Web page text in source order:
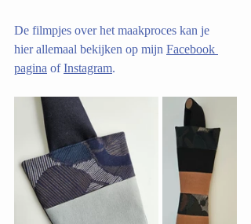
De filmpjes over het maakproces kan je
hier allemaal bekijken op mijn Facebook
pagina of Instagram.